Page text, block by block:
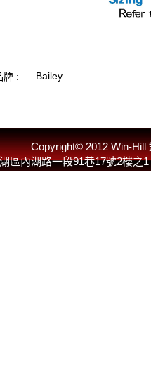
牌 : Bailey
Copyright© 2012 Win-
區內湖路一段91巷17號2樓